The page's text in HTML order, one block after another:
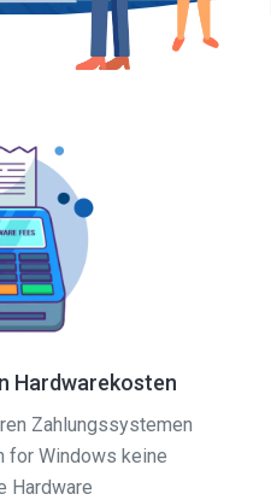
Hardwarekosten
Zahlungssystemen
for Windows keine
Hardware